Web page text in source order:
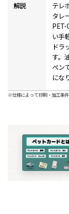
解説
テレ
タレ
PET-
い手
ドラ
す。
ペン
にな
※仕様によって印刷・加工条